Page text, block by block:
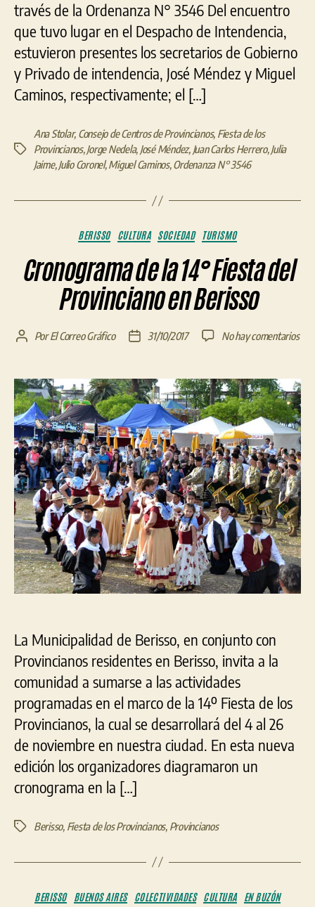
través de la Ordenanza N° 3546 Del encuentro
que tuvo lugar en el Despacho de Intendencia,
estuvieron presentes los secretarios de Gobierno
y Privado de intendencia, José Méndez y Miguel
Caminos, respectivamente; el […]
Etiquetas
Ana Stolar, Consejo de Centros de Provincianos, Fiesta de los
Provincianos,Jorge Nedela, José Méndez, Juan Carlos Herrero,Julia
Jaime,Julio Coronel,Miguel Caminos,Ordenanza N° 3546
Categorías
BERISSO CULTURA SOCIEDAD TURISMO
Cronograma de la 14° Fiesta del
Provinciano en Berisso
Autor
entrada
PorEl Correo Gráfico
Fecha
entrada
31/10/2017 No hay comentariosen
la
14°
del
en
La Municipalidad de Berisso, en conjunto con
Provincianos residentes en Berisso, invita a la
comunidad a sumarse a las actividades
programadas en el marco de la 14º Fiesta de los
Provincianos, la cual se desarrollará del 4 al 26
de noviembre en nuestra ciudad. En esta nueva
edición los organizadores diagramaron un
cronograma en la […]
Etiquetas
Berisso, Fiesta de los Provincianos, Provincianos
Categorías
BERISSO BUENOS AIRES COLECTIVIDADES CULTURA EN BUZÓN